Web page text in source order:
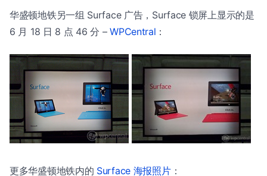
华盛顿地铁另一组 Surface 广告，Surface 锁屏上显示的是
6 月 18 日 8 点 46 分 –WPCentral ：
更多华盛顿地铁内的 Surface 海报照片：